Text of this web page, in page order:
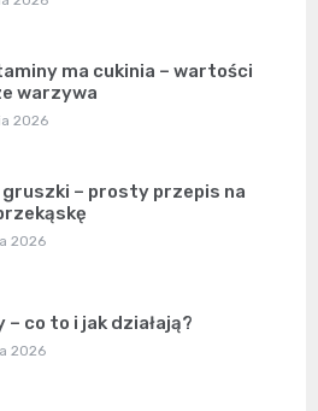
ma cukinia – wartości
warzywa
2026
gruszki – prosty przepis na
2026
– co to i jak działają?
2026